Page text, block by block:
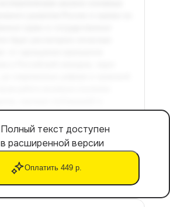
Полный текст доступен
в расширенной версии
Оплатить 449 р.